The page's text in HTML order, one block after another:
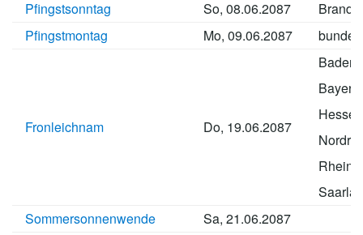
Pfingstsonntag
So, 08.06.2087
Pfingstmontag
Mo, 09.06.2087
Fronleichnam Do, 19.06.2087
Bayern
Hessen
Sommersonnenwende
Sa, 21.06.2087